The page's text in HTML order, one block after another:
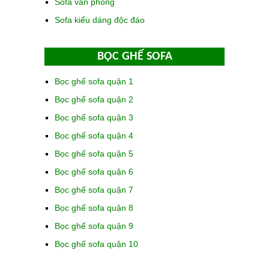
Sofa kiểu dáng độc đáo
BỌC GHẾ SOFA
Bọc ghế sofa quận 1
Bọc ghế sofa quận 2
Bọc ghế sofa quận 3
Bọc ghế sofa quận 4
Bọc ghế sofa quận 5
Bọc ghế sofa quận 6
Bọc ghế sofa quận 7
Bọc ghế sofa quận 8
Bọc ghế sofa quận 9
Bọc ghế sofa quận 10